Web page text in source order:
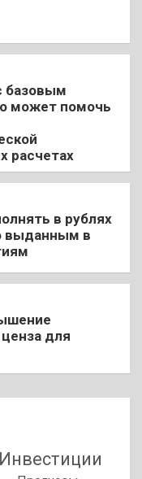
базовым
может помочь
расчетах
в рублях
выданным в
для